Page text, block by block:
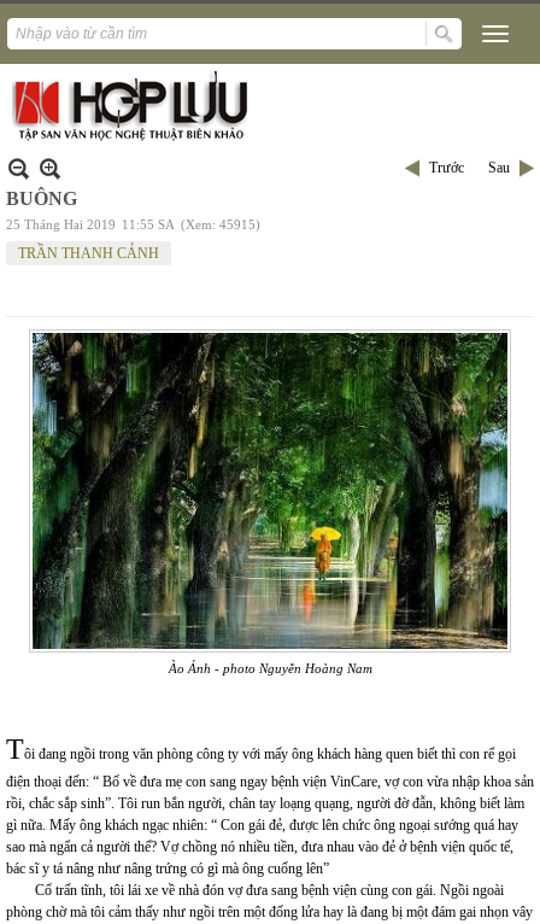
Trước Sau
BUÔNG
25 Tháng Hai 2019 11:55 SA (Xem: 45915)
TRẦN THANH CẢNH
Ào Ảnh - photo Nguyễn Hoàng Nam
Tôi đang ngồi trong văn phòng công ty với mấy ông khách hàng quen biết thì con rể gọi
điện thoại đến: “ Bố về đưa mẹ con sang ngay bệnh viện VinCare, vợ con vừa nhập khoa sản
rồi, chắc sắp sinh”. Tôi run bắn người, chân tay loạng quạng, người đờ đẫn, không biết làm
gì nữa. Mấy ông khách ngạc nhiên: “ Con gái đẻ, được lên chức ông ngoại sướng quá hay
sao mà ngẩn cả người thế? Vợ chồng nó nhiều tiền, đưa nhau vào đẻ ở bệnh viện quốc tế,
bác sĩ y tá nâng như nâng trứng có gì mà ông cuống lên”
Cố trấn tĩnh, tôi lái xe về nhà đón vợ đưa sang bệnh viện cùng con gái. Ngồi ngoài
phòng chờ mà tôi cảm thấy như ngồi trên một đống lửa hay là đang bị một đám gai nhọn vây